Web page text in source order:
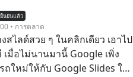
ยืนยันแล้ว
• การตลาด
สไลด์สวย ๆ ในคลิกเดียว เอาไป
มื่อไม่นานมานี้ Google เพิ่ง
ถใหม่ให้กับ Google Slides ให้